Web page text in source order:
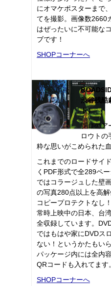
にオマケポスターまで
てを撮影。画像数2660
はぜったいに不可能な
ブです！
SHOPコーナーへ
渋谷残酷
ト）
プロのア
ロウトの
粋な思いがこめられた
これまでのロードサイ
くPDF形式で全289ペ
ではコラージュした壁
の写真280点以上を高
コピープロテクトなし
常時上映中の日本、台
全収録しています。
ではもはや家にDVDス
ない！というかたもい
パッケージ内には全内
QRコードも入れてます。
SHOPコーナーへ